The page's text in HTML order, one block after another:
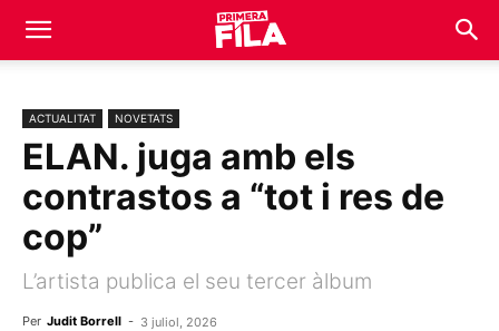
ACTUALITAT NOVETATS
ELAN. juga amb els
contrastos a “tot i res de
cop”
L’artista publica el seu tercer àlbum
Per Judit Borrell - 3 juliol, 2026